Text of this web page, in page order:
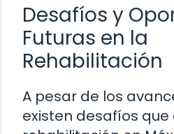
Desafíos y
Futuras en la
Rehabilitación
A pesar de los
existen desafíos